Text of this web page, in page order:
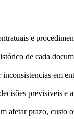
e
de cada
em
previsiveis e
afetar prazo, custo